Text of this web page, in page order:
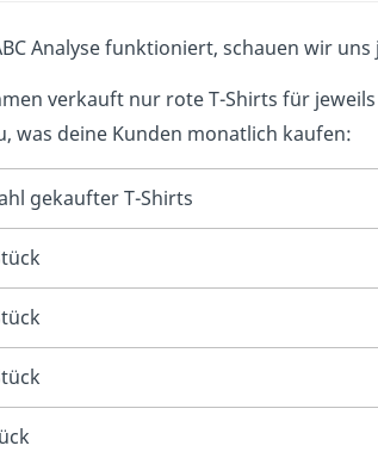
Analyse funktioniert, schauen wir uns
verkauft nur rote T-Shirts für
was deine Kunden monatlich kaufen:
gekaufter T-Shirts